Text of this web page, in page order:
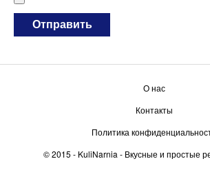
О нас
Контакты
Политика
© 2015 - KuliNarnia - Вкусные и простые